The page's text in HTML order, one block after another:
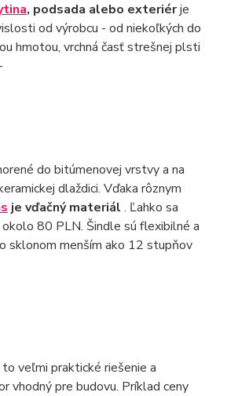
, podsada alebo exteriérje
od výrobcu - od niekoľkých do
hmotou, vrchná časť strešnej plsti
do bitúmenovej vrstvy a na
dlaždici. Vďaka rôznym
je vďačný materiál . Ľahko sa
80 PLN. Šindle sú flexibilné a
sklonom menším ako 12 stupňov
to veľmi praktické riešenie a
vhodný pre budovu. Príklad ceny